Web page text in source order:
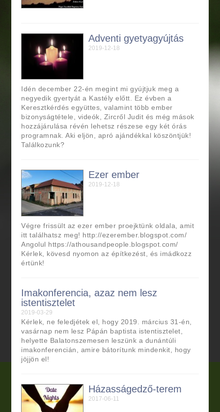
Adventi gyetyagyújtás
2019-12-18
Idén december 22-én megint mi gyújtjuk meg a
negyedik gyertyát a Kastély előtt. Ez évben a
Keresztkérdés együttes, valamint több ember
bizonyságtétele, videók, Zircről Judit és még mások
hozzájárulása révén lehetsz részese egy két órás
programnak. Aki eljön, apró ajándékkal köszöntjük!
Találkozunk?
Ezer ember
2019-12-18
Végre frissült az ezer ember proejktünk oldala, amit
itt találhatsz meg! http://ezerember.blogspot.com/
Angolul https://athousandpeople.blogspot.com/
Kérlek, kövesd nyomon az építkezést, és imádkozz
értünk!
Imakonferencia, azaz nem lesz
istentisztelet
2019-03-29
Kérlek, ne feledjétek el, hogy 2019. március 31-én,
vasárnap nem lesz Pápán baptista istentisztelet,
helyette Balatonszemesen leszünk a dunántúli
imakonferencián, amire bátorítunk mindenkit, hogy
jöjjön el!
Házasságedző-terem
2017-06-11